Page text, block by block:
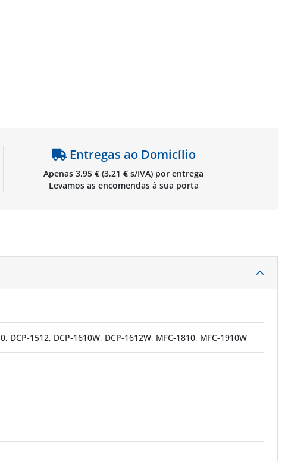
Entregas ao Domicílio
Apenas 3,95 € (3,21 € s/IVA) por entrega
Levamos as encomendas à sua porta
DCP-1512, DCP-1610W, DCP-1612W, MFC-1810, MFC-1910W